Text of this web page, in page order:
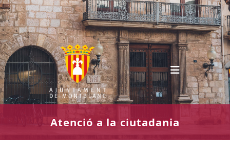
Vés
al
contingut
Atenció a la ciutadania